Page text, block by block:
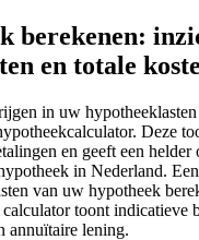
berekenen:
en totale
in uw hypotheeklasten
Deze
en geeft een
in Nederland.
van uw hypotheek
toont indicatieve
annuïtaire lening.